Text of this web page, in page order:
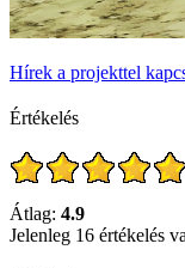
Hírek a projekttel
Értékelés
Átlag: 4.9
Jelenleg 16 értékelés